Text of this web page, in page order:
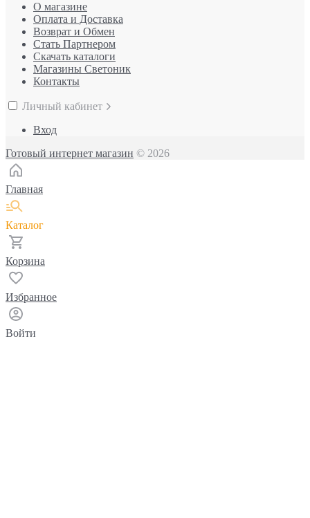
О магазине
Оплата и Доставка
Возврат и Обмен
Стать Партнером
Скачать каталоги
Магазины Светоник
Контакты
Личный кабинет
Вход
Готовый интернет магазин © 2026
Главная
Каталог
Корзина
Избранное
Войти